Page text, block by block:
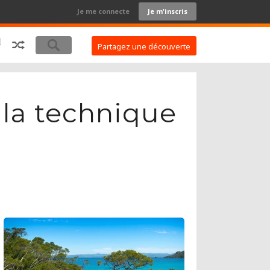
Je me connecte Je m'inscris
Partagez une découverte
la technique